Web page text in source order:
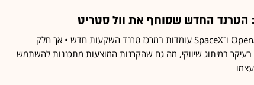
מטא, אנבידיה, אנטרופיק, OpenAI ו־SpaceX עומדות במרכז טרנד השקעות חדש • אך חלק
בעיקר במיתוג שיווקי, מה גם שהקרנות המוצעות מתכננות להשתמש
עצמו